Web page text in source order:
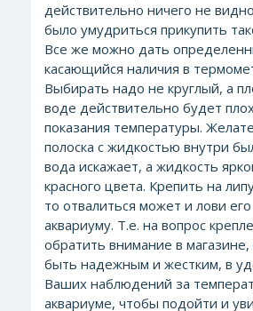
действительно ничего не
было умудриться прикупить
Все же можно дать
касающийся наличия в
Выбирать надо не круглый, а
воде действительно будет
показания температуры.
полоска с жидкостью внутри
вода искажает, а жидкость
красного цвета. Крепить на
то отвалиться может и лови
аквариуму. Т.е. на вопрос
обратить внимание в
быть надежным и жестким, в
Ваших наблюдений за
аквариуме, чтобы подойти и